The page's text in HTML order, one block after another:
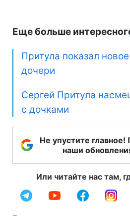
Еще больше
Притула показал
дочери
Сергей Притула
с дочками
Не упустите
наши
Или читайте нас там,